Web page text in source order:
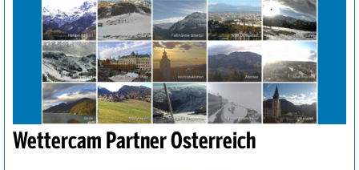
Wettercam Partner Österreich